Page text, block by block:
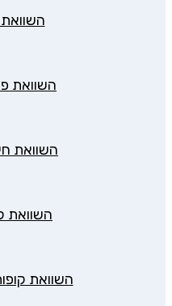
השוואת
השוואת
השוואת
השוואת